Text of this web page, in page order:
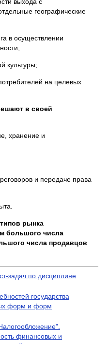
географические
в осуществлении
культуры;
на целевых
в своей
хранение и
и передаче права
рынка
большого числа
числа продавцов
задач по дисциплине
государства
форм и форм
финансовых и